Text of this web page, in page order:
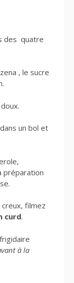
des quatre
, le sucre
un bol et
préparation
filmez
curd.
à la